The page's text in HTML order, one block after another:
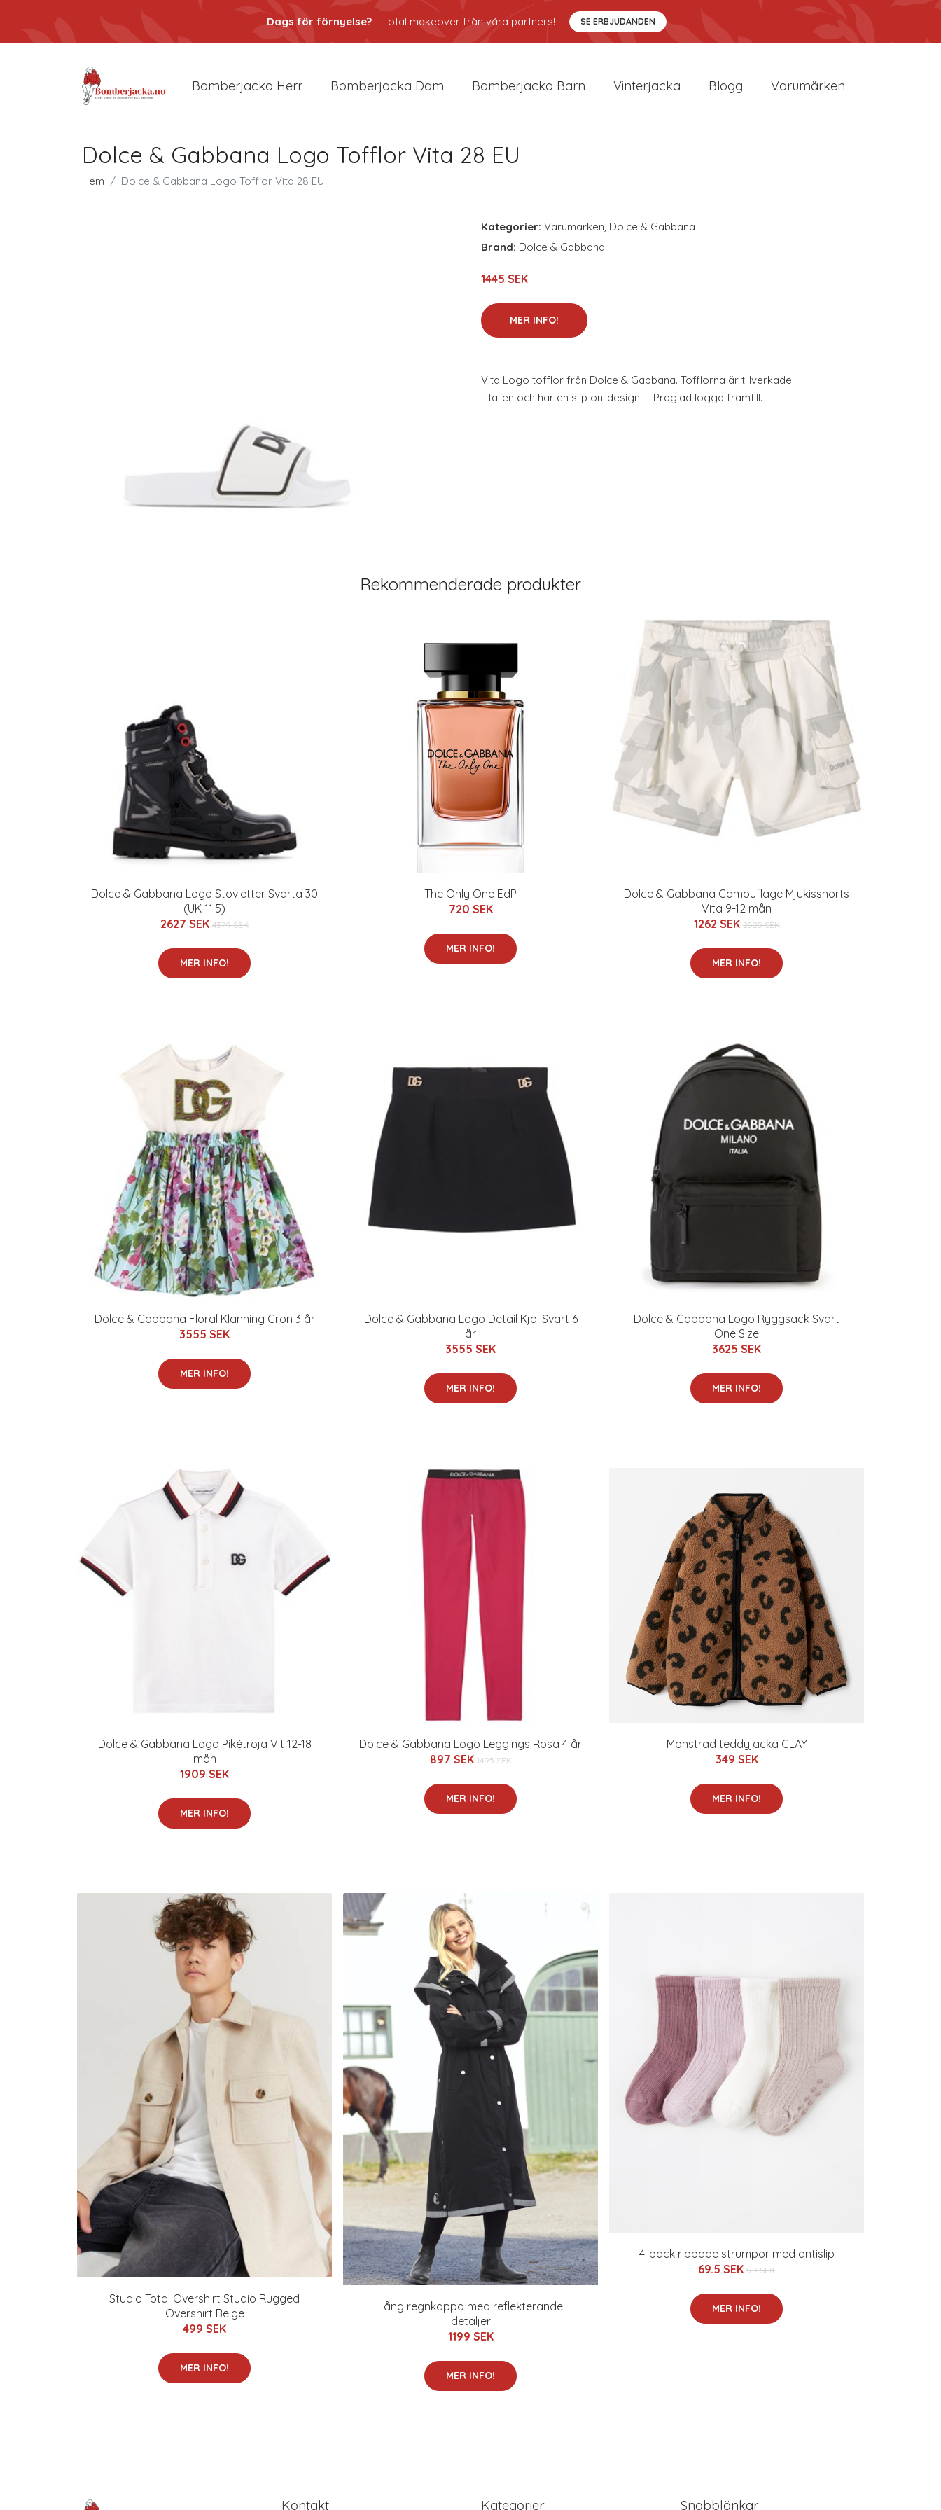
Dags för förnyelse? Total makeover från våra partners! SE ERBJUDANDEN
Bomberjacka Herr Bomberjacka Dam Bomberjacka Barn Vinterjacka Blogg Varumärken
Dolce & Gabbana Logo Tofflor Vita 28 EU
Hem Dolce & Gabbana Logo Tofflor Vita 28 EU
Kategorier: Varumärken, Dolce & Gabbana
Brand: Dolce & Gabbana
1445 SEK
MER INFO!
Vita Logo tofflor från Dolce & Gabbana. Tofflorna är tillverkade
i Italien och har en slip on-design. – Präglad logga framtill.
Rekommenderade produkter
Dolce & Gabbana Logo Stövletter Svarta 30
(UK 11.5)
2627 SEK 4379 SEK
MER INFO!
The Only One EdP
720 SEK
MER INFO!
Dolce & Gabbana Camouflage Mjukisshorts
Vita 9-12 mån
1262 SEK 2525 SEK
MER INFO!
Dolce & Gabbana Floral Klänning Grön 3 år
3555 SEK
MER INFO!
Dolce & Gabbana Logo Detail Kjol Svart 6
år
3555 SEK
MER INFO!
Dolce & Gabbana Logo Ryggsäck Svart
One Size
3625 SEK
MER INFO!
Dolce & Gabbana Logo Pikétröja Vit 12-18
mån
1909 SEK
MER INFO!
Dolce & Gabbana Logo Leggings Rosa 4 år
897 SEK 1495 SEK
MER INFO!
Mönstrad teddyjacka CLAY
349 SEK
MER INFO!
Studio Total Overshirt Studio Rugged
Overshirt Beige
499 SEK
MER INFO!
Lång regnkappa med reflekterande
detaljer
1199 SEK
MER INFO!
4-pack ribbade strumpor med antislip
69.5 SEK 99 SEK
MER INFO!
Kontakt Kategorier Snabblänkar